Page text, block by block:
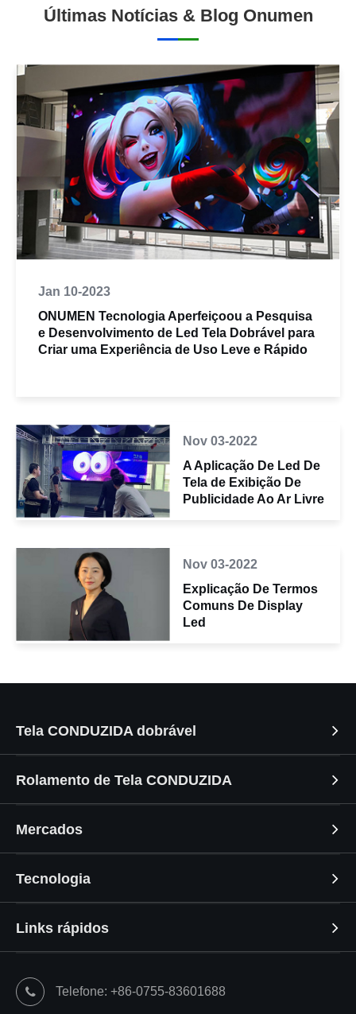
Últimas Notícias & Blog Onumen
Jan 10-2023
ONUMEN Tecnologia Aperfeiçoou a Pesquisa
e Desenvolvimento de Led Tela Dobrável para
Criar uma Experiência de Uso Leve e Rápido
Nov 03-2022
A Aplicação De Led De
Tela de Exibição De
Publicidade Ao Ar Livre
Nov 03-2022
Explicação De Termos
Comuns De Display
Led
Tela CONDUZIDA dobrável
Rolamento de Tela CONDUZIDA
Mercados
Tecnologia
Links rápidos
Telefone: +86-0755-83601688